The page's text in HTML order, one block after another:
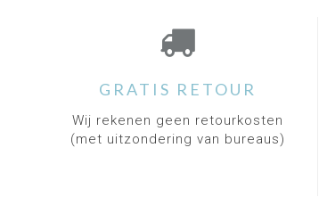
GRATIS RETOUR
Wij rekenen geen retourkosten
(met uitzondering van bureaus)